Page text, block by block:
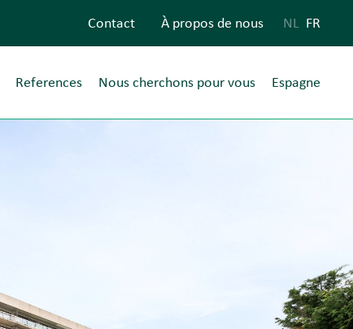
Contact À propos de nous NL FR
References Nous cherchons pour vous Espagne